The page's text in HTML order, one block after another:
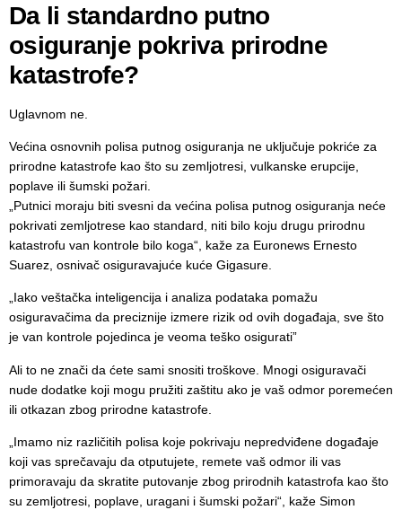
Da li standardno putno
osiguranje pokriva prirodne
katastrofe?
Uglavnom ne.
Većina osnovnih polisa putnog osiguranja ne uključuje pokriće za
prirodne katastrofe kao što su zemljotresi, vulkanske erupcije,
poplave ili šumski požari.
„Putnici moraju biti svesni da većina polisa putnog osiguranja neće
pokrivati zemljotrese kao standard, niti bilo koju drugu prirodnu
katastrofu van kontrole bilo koga“, kaže za Euronews Ernesto
Suarez, osnivač osiguravajuće kuće Gigasure.
„Iako veštačka inteligencija i analiza podataka pomažu
osiguravačima da preciznije izmere rizik od ovih događaja, sve što
je van kontrole pojedinca je veoma teško osigurati”
Ali to ne znači da ćete sami snositi troškove. Mnogi osiguravači
nude dodatke koji mogu pružiti zaštitu ako je vaš odmor poremećen
ili otkazan zbog prirodne katastrofe.
„Imamo niz različitih polisa koje pokrivaju nepredviđene događaje
koji vas sprečavaju da otputujete, remete vaš odmor ili vas
primoravaju da skratite putovanje zbog prirodnih katastrofa kao što
su zemljotresi, poplave, uragani i šumski požari“, kaže Simon